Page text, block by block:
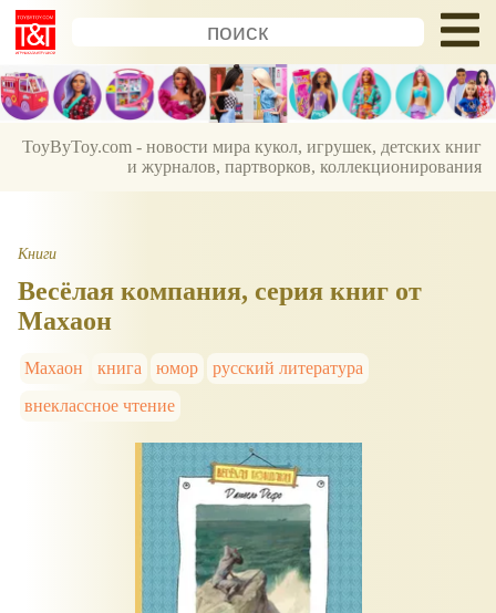
ToyByToy.com - новости мира кукол, игрушек, детских книг
и журналов, партворков, коллекционирования
Книги
Весёлая компания, серия книг от
Махаон
Махаон книга юмор
русский литература
внеклассное чтение